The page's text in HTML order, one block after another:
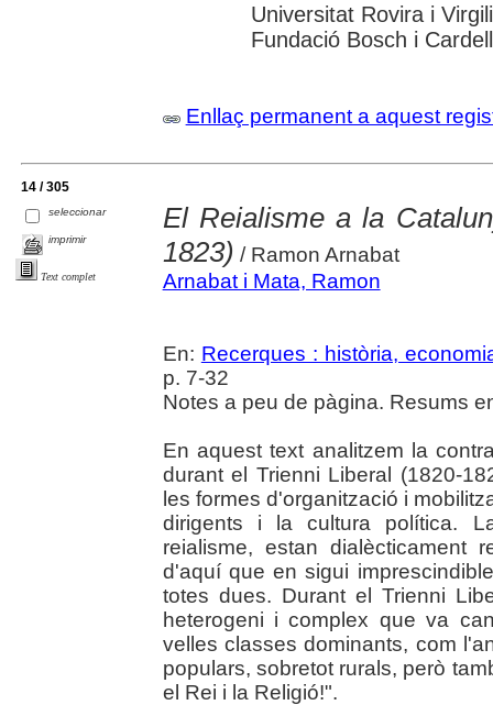
Universitat Rovira i
Fundació Bosch i
Enllaç permanent a aquest
14 / 305
seleccionar
imprimir
Text complet
El Reialisme a la
1823) / Ramon Arnabat
Arnabat i Mata, Ramon
En: Recerques : història,
p. 7-32
Notes a peu de pàgina. Resums
En aquest text analitzem la
durant el Trienni Liberal (1820-
les formes d'organització i
dirigents i la cultura política.
reialisme, estan dialècticament
d'aquí que en sigui
totes dues. Durant el Trienni
heterogeni i complex que va
velles classes dominants, com
populars, sobretot rurals, però
el Rei i la Religió!".